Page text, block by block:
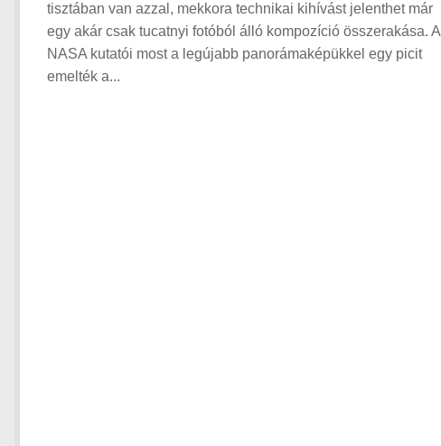
tisztában van azzal, mekkora technikai kihívást jelenthet már
egy akár csak tucatnyi fotóból álló kompozíció összerakása. A
NASA kutatói most a legújabb panorámaképükkel egy picit
emelték a...